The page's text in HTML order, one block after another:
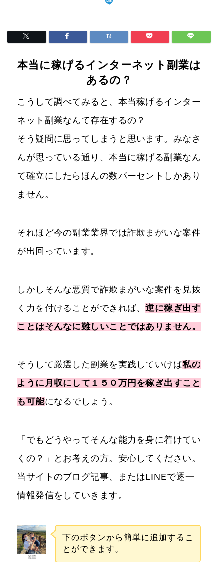
本当に稼げるインターネット副業は
あるの？
こうして調べてみると、本当稼げるインター
ネット副業なんて存在するの？
そう疑問に思ってしまうと思います。みなさ
んが思っている通り、本当に稼げる副業なん
て確立にしたらほんの数パーセントしかあり
ません。
それほど今の副業業界では詐欺まがいな案件
が出回っています。
しかしそんな悪質で詐欺まがいな案件を見抜
く力を付けることができれば、逆に稼ぎ出す
ことはそんなに難しいことではありません。
そうして厳選した副業を実践していけば私の
ように月収にして１５０万円を稼ぎ出すこと
も可能になるでしょう。
「でもどうやってそんな能力を身に着けてい
くの？」とお考えの方。安心してください。
当サイトのブログ記事、またはLINEで逐一
情報発信をしていきます。
麗華
下のボタンから簡単に追加するこ
とができます。